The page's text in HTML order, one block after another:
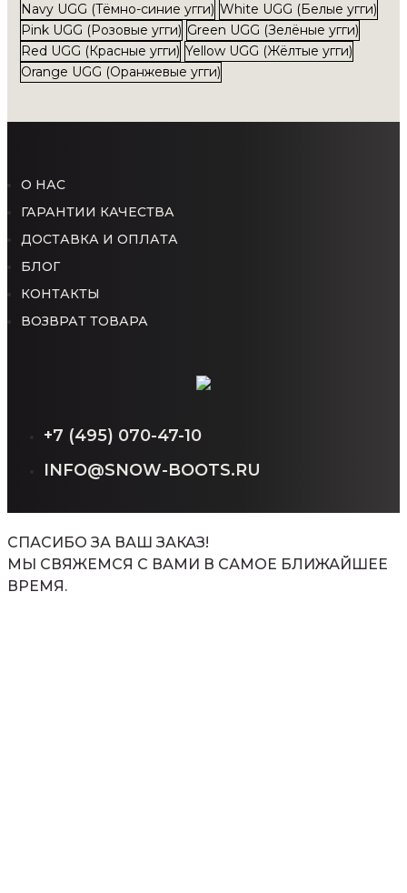
Navy UGG (Тёмно-синие угги) White UGG (Белые угги)
Pink UGG (Розовые угги) Green UGG (Зелёные угги)
Red UGG (Красные угги) Yellow UGG (Жёлтые угги)
Orange UGG (Оранжевые угги)
О НАС
ГАРАНТИИ КАЧЕСТВА
ДОСТАВКА И ОПЛАТА
БЛОГ
КОНТАКТЫ
ВОЗВРАТ ТОВАРА
+7 (495) 070-47-10
INFO@SNOW-BOOTS.RU
СПАСИБО ЗА ВАШ ЗАКАЗ!
МЫ СВЯЖЕМСЯ С ВАМИ В САМОЕ БЛИЖАЙШЕЕ
ВРЕМЯ.